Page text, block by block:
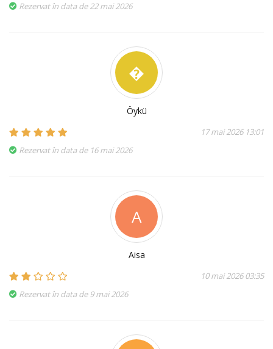
Rezervat în data de 22 mai 2026
�
Öykü
17 mai 2026 13:01
Rezervat în data de 16 mai 2026
A
Aisa
10 mai 2026 03:35
Rezervat în data de 9 mai 2026